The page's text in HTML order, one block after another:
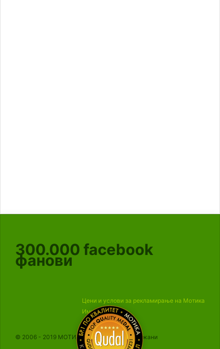
300.000 facebook
фанови
Цени и услови за рекламирање на Мотика
Импресум
© 2006 - 2019 МОТИКА, Сите права се задржани